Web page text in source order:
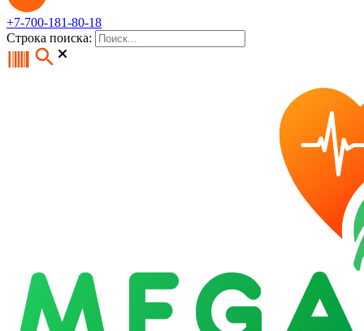
+7-700-181-80-18
Строка поиска: